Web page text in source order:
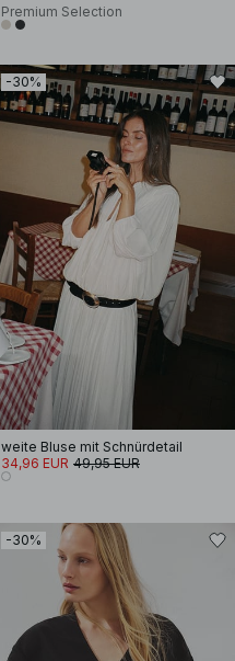
Premium Selection
-30%
weite Bluse mit Schnürdetail
34,96 EUR 49,95 EUR
-30%